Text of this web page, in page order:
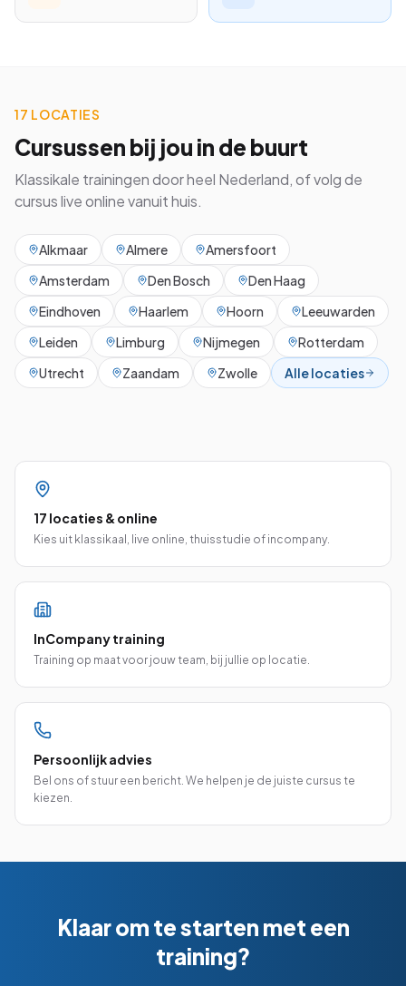
17 LOCATIES
Cursussen bij jou in de buurt
Klassikale trainingen door heel Nederland, of volg de
cursus live online vanuit huis.
Alkmaar Almere
Amersfoort
Amsterdam
Den Bosch
Den Haag
Eindhoven
Haarlem Hoorn
Leeuwarden
Leiden
Limburg Nijmegen
Rotterdam
Utrecht
Zaandam Zwolle Alle locaties
17 locaties & online
Kies uit klassikaal, live online, thuisstudie of incompany.
InCompany training
Training op maat voor jouw team, bij jullie op locatie.
Persoonlijk advies
Bel ons of stuur een bericht. We helpen je de juiste cursus te
kiezen.
Klaar om te starten met een
training?